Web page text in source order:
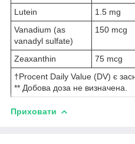
Lutein
1.5 mg
Vanadium (as
vanadyl sulfate)
150 mcg
Zeaxanthin 75 mcg
†Procent Daily Value (DV) є
** Добова доза не визначена.
Приховати